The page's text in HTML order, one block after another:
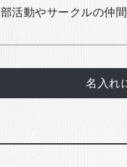
部活動やサークルの仲
名入れ